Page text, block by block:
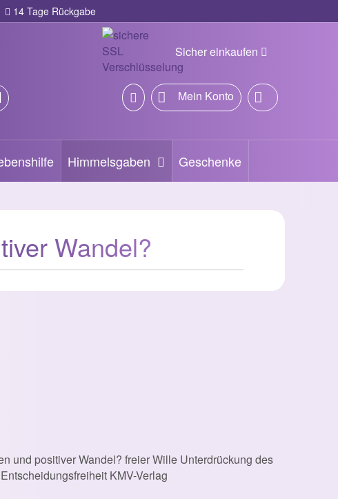
14 Tage Rückgabe
Sicher einkaufen
Mein Konto
Himmelsgaben Geschenke
Wandel?